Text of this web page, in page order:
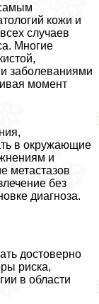
кожи и
случаев
Многие
заболеваниями
момент
в окружающие
и
метастазов
без
диагноза.
достоверно
риска,
в области